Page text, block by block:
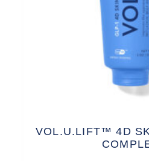
VOL.U.LIFT™ 4D